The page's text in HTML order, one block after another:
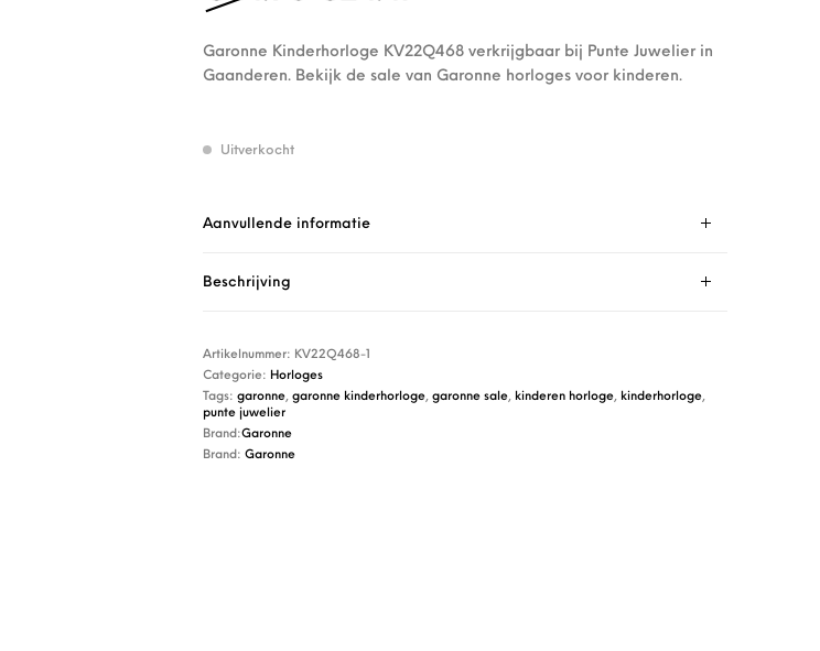
Garonne Kinderhorloge KV22Q468 verkrijgbaar bij Punte Juwelier in
Gaanderen. Bekijk de sale van Garonne horloges voor kinderen.
Uitverkocht
Aanvullende informatie
Beschrijving
Artikelnummer: KV22Q468-1
Categorie: Horloges
Tags: garonne, garonne kinderhorloge, garonne sale, kinderen horloge, kinderhorloge,
punte juwelier
Brand:Garonne
Brand: Garonne